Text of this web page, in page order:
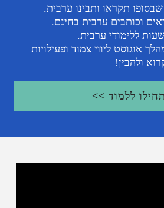
ליווי צמוד ופעילויות
ללמוד >>